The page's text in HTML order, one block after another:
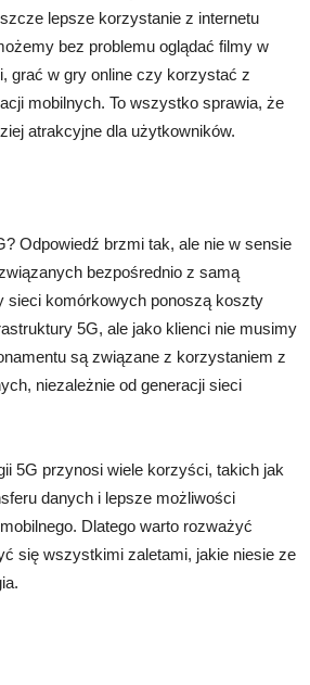
lepsze korzystanie z internetu
bez problemu oglądać filmy w
grać w gry online czy korzystać z
mobilnych. To wszystko sprawia, że
atrakcyjne dla użytkowników.
Odpowiedź brzmi tak, ale nie w sensie
bezpośrednio z samą
sieci komórkowych ponoszą koszty
5G, ale jako klienci nie musimy
są związane z korzystaniem z
niezależnie od generacji sieci
5G przynosi wiele korzyści, takich jak
danych i lepsze możliwości
Dlatego warto rozważyć
się wszystkimi zaletami, jakie niesie ze